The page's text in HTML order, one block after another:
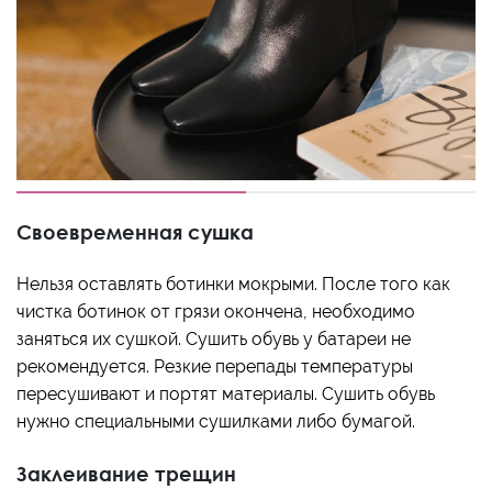
Своевременная сушка
Нельзя оставлять ботинки мокрыми. После того как
чистка ботинок от грязи окончена, необходимо
заняться их сушкой. Сушить обувь у батареи не
рекомендуется. Резкие перепады температуры
пересушивают и портят материалы. Сушить обувь
нужно специальными сушилками либо бумагой.
Заклеивание трещин